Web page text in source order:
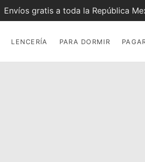
Envíos gratis a toda la República
LENCERÍ­A PARA DORMIR